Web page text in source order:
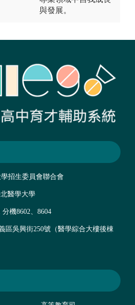
與發展。
招生委員會聯合會
醫學大學
分機8602、8604
區吳興街250號（醫學綜合大樓後棟